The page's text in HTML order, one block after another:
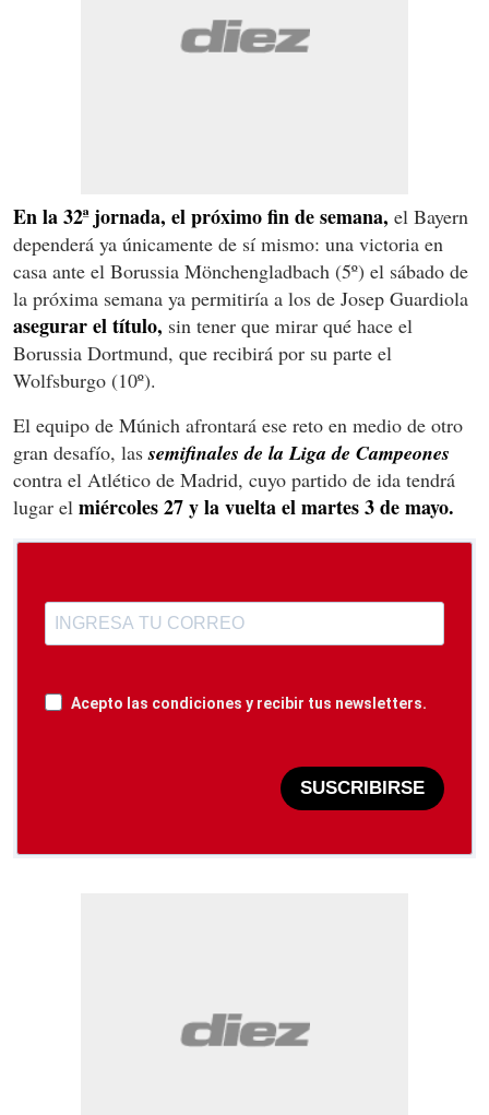
En la 32ª jornada, el próximo fin de semana, el Bayern
dependerá ya únicamente de sí mismo: una victoria en
casa ante el Borussia Mönchengladbach (5º) el sábado de
la próxima semana ya permitiría a los de Josep Guardiola
asegurar el título, sin tener que mirar qué hace el
Borussia Dortmund, que recibirá por su parte el
Wolfsburgo (10º).
El equipo de Múnich afrontará ese reto en medio de otro
gran desafío, lassemifinales de la Liga de Campeones
contra el Atlético de Madrid, cuyo partido de ida tendrá
lugar el miércoles 27 y la vuelta el martes 3 de mayo.
Acepto las condiciones y recibir tus newsletters.
SUSCRIBIRSE